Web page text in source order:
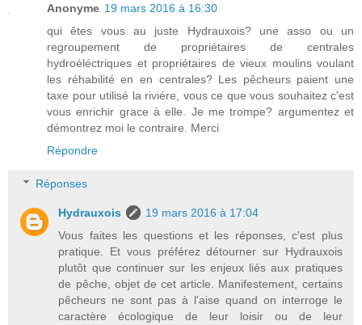
Anonyme 19 mars 2016 à 16:30
qui êtes vous au juste Hydrauxois? une asso ou un
regroupement de propriétaires de centrales
hydroéléctriques et propriétaires de vieux moulins voulant
les réhabilité en en centrales? Les pêcheurs paient une
taxe pour utilisé la riviére, vous ce que vous souhaitez c'est
vous enrichir grace à elle. Je me trompe? argumentez et
démontrez moi le contraire. Merci
Répondre
Réponses
Hydrauxois
19 mars 2016 à 17:04
Vous faites les questions et les réponses, c'est plus
pratique. Et vous préférez détourner sur Hydrauxois
plutôt que continuer sur les enjeux liés aux pratiques
de pêche, objet de cet article. Manifestement, certains
pêcheurs ne sont pas à l'aise quand on interroge le
caractère écologique de leur loisir ou de leur